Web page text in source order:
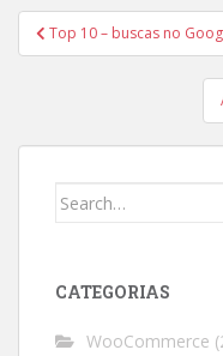
Post
navigation
Top 10 – buscas no
Search
CATEGORIAS
WooCommerce